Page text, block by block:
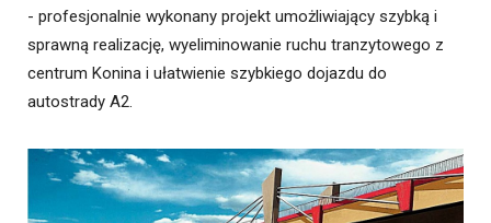
- profesjonalnie wykonany projekt umożliwiający szybką i
sprawną realizację, wyeliminowanie ruchu tranzytowego z
centrum Konina i ułatwienie szybkiego dojazdu do
autostrady A2.